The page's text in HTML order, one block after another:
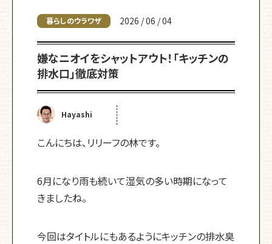
暮らしのウラワザ 2026 / 06 / 04
嫌なニオイをシャットアウト！「キッチンの
排水口」徹底対策
Hayashi
こんにちは、リリーフの林です。
6月になり雨も続いて湿気の多い時期になって
きましたね。
今回はタイトルにもあるようにキッチンの排水臭